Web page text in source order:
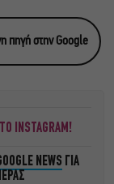
πηγή στην Google
INSTAGRAM!
NEWS ΓΙΑ